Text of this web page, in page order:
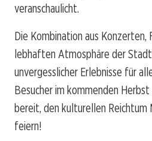
veranschaulicht.
Die Kombination aus Konzerten,
lebhaften Atmosphäre der
unvergesslicher Erlebnisse für
Besucher im kommenden Herbst
bereit, den kulturellen Reichtum
feiern!